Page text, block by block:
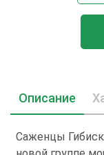
Описание
Саженцы